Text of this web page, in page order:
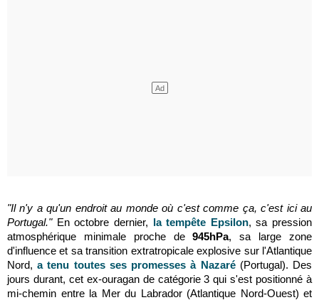
"Il n'y a qu'un endroit au monde où c'est comme ça, c'est ici au
Portugal."En octobre dernier, la tempête Epsilon, sa pression
atmosphérique minimale proche de945hPa, sa large zone
d'influence et sa transition extratropicale explosive sur l'Atlantique
Nord,a tenu toutes ses promesses à Nazaré(Portugal). Des
jours durant, cet ex-ouragan de catégorie 3 qui s'est positionné à
mi-chemin entre la Mer du Labrador (Atlantique Nord-Ouest) et